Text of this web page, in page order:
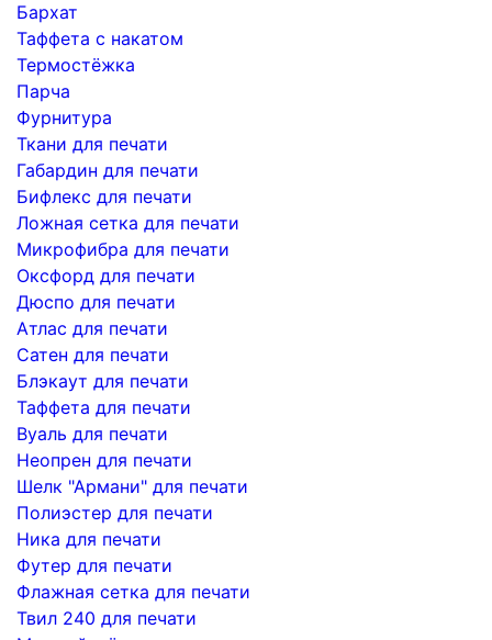
Бархат
Таффета с накатом
Термостёжка
Парча
Фурнитура
Ткани для печати
Габардин для печати
Бифлекс для печати
Ложная сетка для печати
Микрофибра для печати
Оксфорд для печати
Дюспо для печати
Атлас для печати
Сатен для печати
Блэкаут для печати
Таффета для печати
Вуаль для печати
Неопрен для печати
Шелк "Армани" для печати
Полиэстер для печати
Ника для печати
Футер для печати
Флажная сетка для печати
Твил 240 для печати